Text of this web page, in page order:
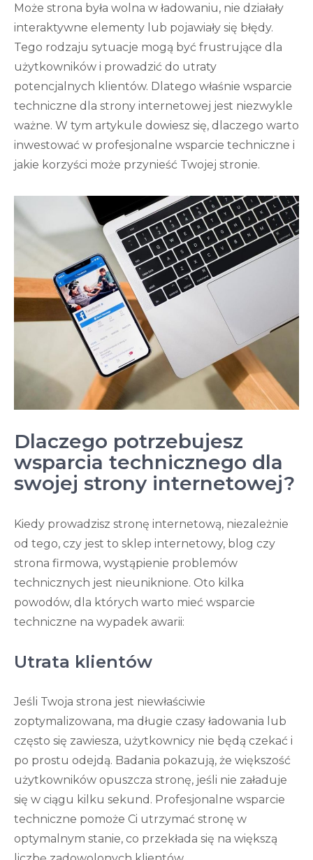
Może strona była wolna w ładowaniu, nie działały
interaktywne elementy lub pojawiały się błędy.
Tego rodzaju sytuacje mogą być frustrujące dla
użytkowników i prowadzić do utraty
potencjalnych klientów. Dlatego właśnie wsparcie
techniczne dla strony internetowej jest niezwykle
ważne. W tym artykule dowiesz się, dlaczego warto
inwestować w profesjonalne wsparcie techniczne i
jakie korzyści może przynieść Twojej stronie.
Dlaczego potrzebujesz
wsparcia technicznego dla
swojej strony internetowej?
Kiedy prowadzisz stronę internetową, niezależnie
od tego, czy jest to sklep internetowy, blog czy
strona firmowa, wystąpienie problemów
technicznych jest nieuniknione. Oto kilka
powodów, dla których warto mieć wsparcie
techniczne na wypadek awarii:
Utrata klientów
Jeśli Twoja strona jest niewłaściwie
zoptymalizowana, ma długie czasy ładowania lub
często się zawiesza, użytkownicy nie będą czekać i
po prostu odejdą. Badania pokazują, że większość
użytkowników opuszcza stronę, jeśli nie załaduje
się w ciągu kilku sekund. Profesjonalne wsparcie
techniczne pomoże Ci utrzymać stronę w
optymalnym stanie, co przekłada się na większą